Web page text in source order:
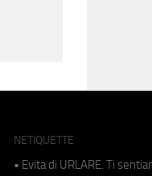
NETIQUETTE
• Evita di URLARE. Ti